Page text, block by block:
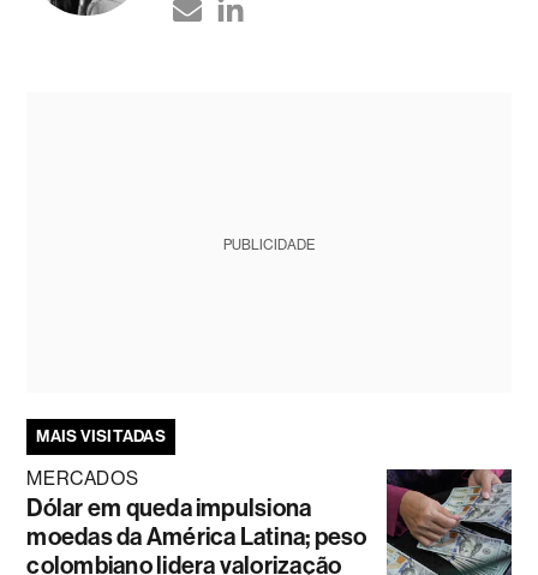
PUBLICIDADE
MAIS VISITADAS
MERCADOS
Dólar em queda impulsiona
moedas da América Latina; peso
colombiano lidera valorização